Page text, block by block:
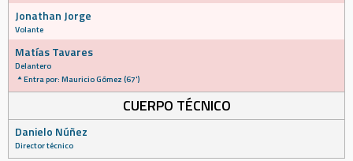
Jonathan Jorge
Volante
Matías Tavares
Delantero
Entra por: Mauricio Gómez (67')
CUERPO TÉCNICO
Danielo Núñez
Director técnico